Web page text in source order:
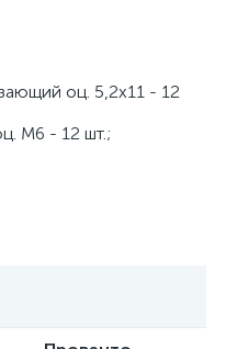
оц. 5,2x11 - 12
М6 - 12 шт.;